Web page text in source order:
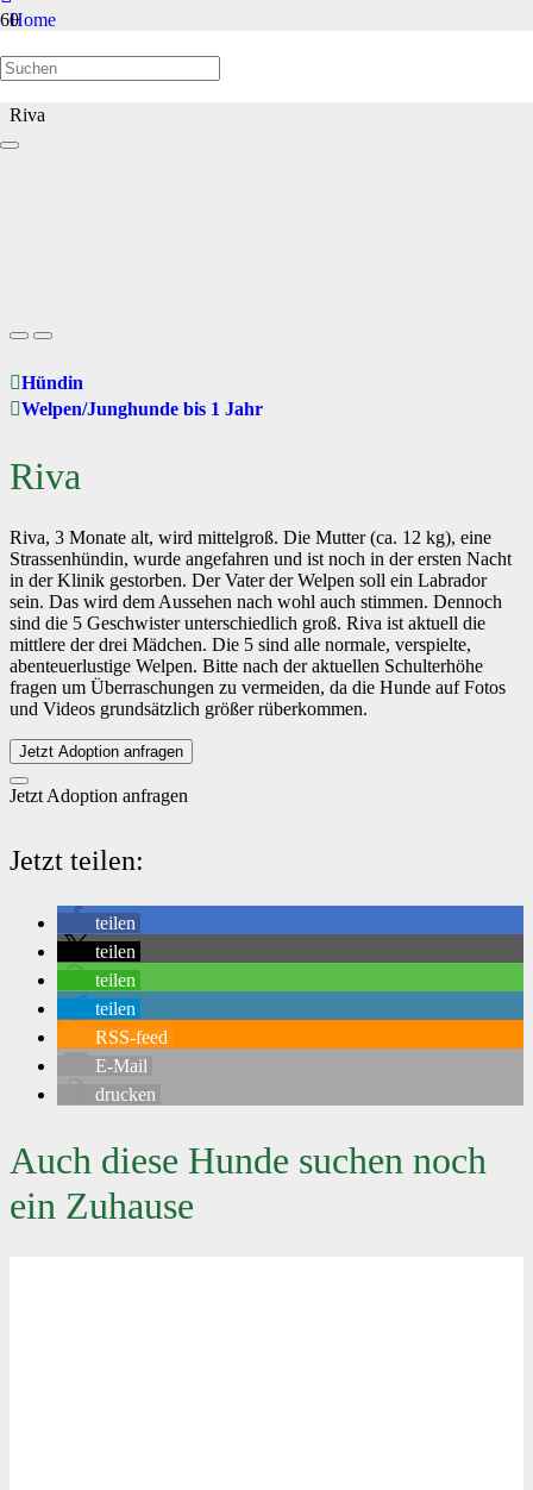
Home
Welpen/Junghunde bis 1 Jahr
Riva
Hündin
Welpen/Junghunde bis 1 Jahr
Riva
Riva, 3 Monate alt, wird mittelgroß. Die Mutter (ca. 12 kg), eine
Strassenhündin, wurde angefahren und ist noch in der ersten Nacht
in der Klinik gestorben. Der Vater der Welpen soll ein Labrador
sein. Das wird dem Aussehen nach wohl auch stimmen. Dennoch
sind die 5 Geschwister unterschiedlich groß. Riva ist aktuell die
mittlere der drei Mädchen. Die 5 sind alle normale, verspielte,
abenteuerlustige Welpen. Bitte nach der aktuellen Schulterhöhe
fragen um Überraschungen zu vermeiden, da die Hunde auf Fotos
und Videos grundsätzlich größer rüberkommen.
Jetzt Adoption anfragen
Jetzt Adoption anfragen
Jetzt teilen:
teilen
teilen
teilen
teilen
RSS-feed
E-Mail
drucken
Auch diese Hunde suchen noch
ein Zuhause